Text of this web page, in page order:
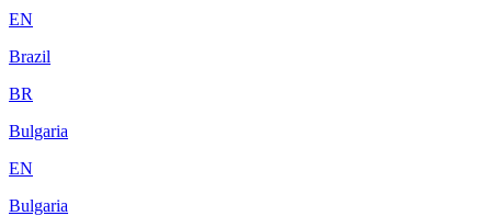
EN
Brazil
BR
Bulgaria
EN
Bulgaria